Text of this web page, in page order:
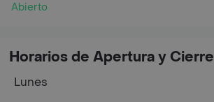
Abierto
Horarios de Apertura y Cierre
Lunes